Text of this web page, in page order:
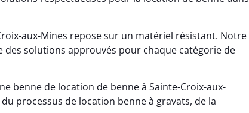
aux-Mines repose sur un matériel résistant. Notre
solutions approuvés pour chaque catégorie de
benne de location de benne à Sainte-Croix-aux-
processus de location benne à gravats, de la